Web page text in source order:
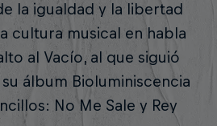
la igualdad y la libertad
cultura musical en habla
al Vacío, al que siguió
álbum Bioluminiscencia
No Me Sale y Rey